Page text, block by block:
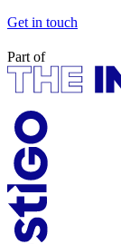
Get in touch
Part of